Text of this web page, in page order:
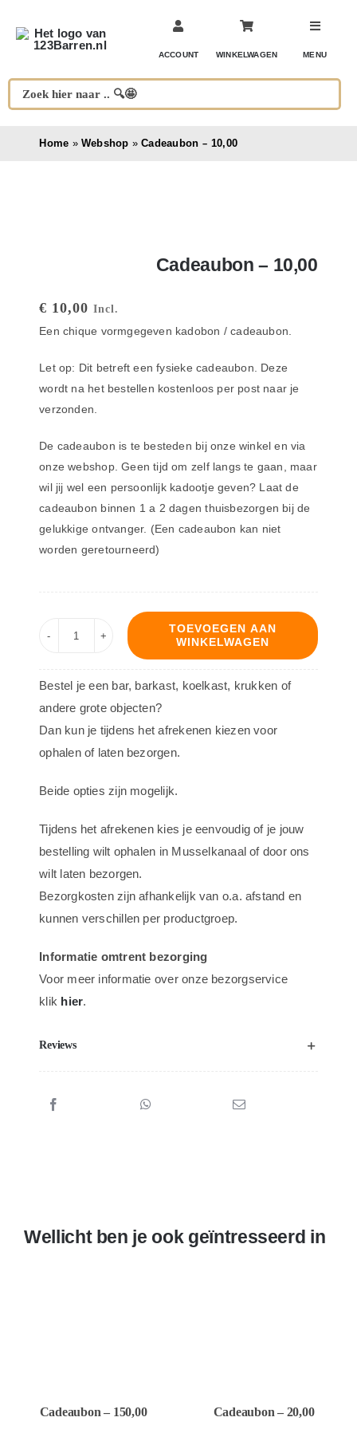
naar
ACCOUNT WINKELWAGEN MENU
Home » Webshop »Cadeaubon – 10,00
Cadeaubon – 10,00
€ 10,00 Incl.
Een chique vormgegeven kadobon / cadeaubon.
Let op: Dit betreft een fysieke cadeaubon. Deze
wordt na het bestellen kostenloos per post naar je
verzonden.
De cadeaubon is te besteden bij onze winkel en via
onze webshop. Geen tijd om zelf langs te gaan, maar
wil jij wel een persoonlijk kadootje geven? Laat de
cadeaubon binnen 1 a 2 dagen thuisbezorgen bij de
gelukkige ontvanger. (Een cadeaubon kan niet
worden geretourneerd)
Cadeaubon
10,00
aantal
TOEVOEGEN AAN
WINKELWAGEN
Bestel je een bar, barkast, koelkast, krukken of
andere grote objecten?
Dan kun je tijdens het afrekenen kiezen voor
ophalen of laten bezorgen.
Beide opties zijn mogelijk.
Tijdens het afrekenen kies je eenvoudig of je jouw
bestelling wilt ophalen in Musselkanaal of door ons
wilt laten bezorgen.
Bezorgkosten zijn afhankelijk van o.a. afstand en
kunnen verschillen per productgroep.
Informatie omtrent bezorging
Voor meer informatie over onze bezorgservice
klik hier.
Reviews
Wellicht ben je ook geïntresseerd in
Cadeaubon – 150,00 Cadeaubon – 20,00